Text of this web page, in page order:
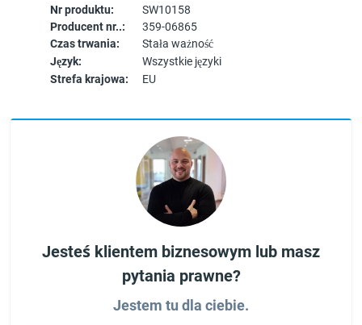
Nr produktu:
SW10158
Producent nr..:
359-06865
Czas trwania:
Stała ważność
Język:
Wszystkie języki
Strefa krajowa:
EU
Jesteś klientem biznesowym lub masz
pytania prawne?
Jestem tu dla ciebie.